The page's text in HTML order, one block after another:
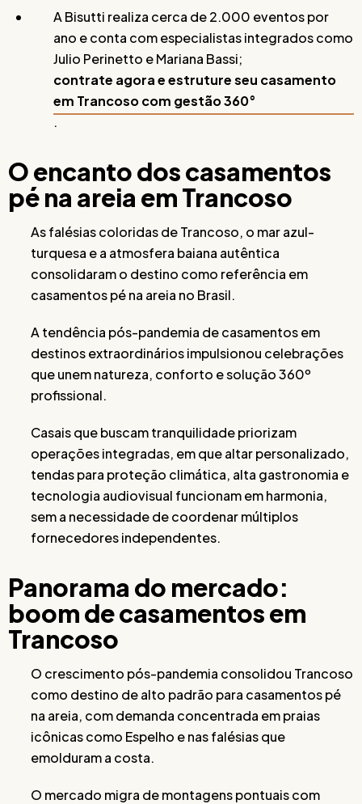
A Bisutti realiza cerca de 2.000 eventos por
ano e conta com especialistas integrados como
Julio Perinetto e Mariana Bassi;
contrate agora e estruture seu casamento
em Trancoso com gestão 360°
.
O encanto dos casamentos
pé na areia em Trancoso
As falésias coloridas de Trancoso, o mar azul-
turquesa e a atmosfera baiana autêntica
consolidaram o destino como referência em
casamentos pé na areia no Brasil.
A tendência pós-pandemia de casamentos em
destinos extraordinários impulsionou celebrações
que unem natureza, conforto e solução 360º
profissional.
Casais que buscam tranquilidade priorizam
operações integradas, em que altar personalizado,
tendas para proteção climática, alta gastronomia e
tecnologia audiovisual funcionam em harmonia,
sem a necessidade de coordenar múltiplos
fornecedores independentes.
Panorama do mercado:
boom de casamentos em
Trancoso
O crescimento pós-pandemia consolidou Trancoso
como destino de alto padrão para casamentos pé
na areia, com demanda concentrada em praias
icônicas como Espelho e nas falésias que
emolduram a costa.
O mercado migra de montagens pontuais com